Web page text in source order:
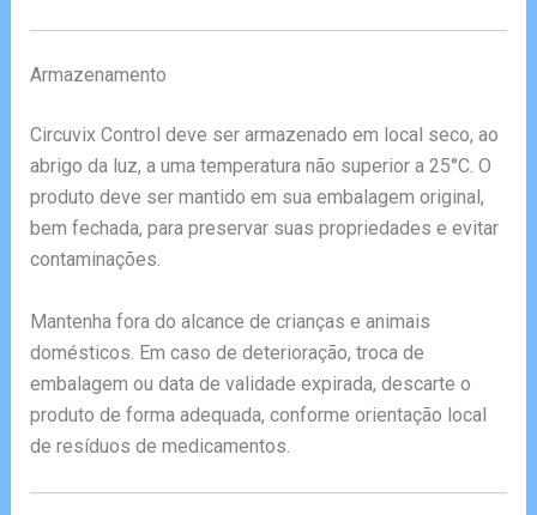
Armazenamento
Circuvix Control deve ser armazenado em local seco, ao
abrigo da luz, a uma temperatura não superior a 25°C. O
produto deve ser mantido em sua embalagem original,
bem fechada, para preservar suas propriedades e evitar
contaminações.
Mantenha fora do alcance de crianças e animais
domésticos. Em caso de deterioração, troca de
embalagem ou data de validade expirada, descarte o
produto de forma adequada, conforme orientação local
de resíduos de medicamentos.